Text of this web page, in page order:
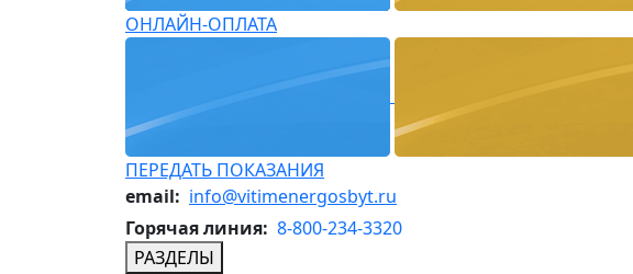
ОНЛАЙН-ОПЛАТА
ПЕРЕДАТЬ ПОКАЗАНИЯ
email: info@vitimenergosbyt.ru
Горячая линия: 8-800-234-3320
РАЗДЕЛЫ